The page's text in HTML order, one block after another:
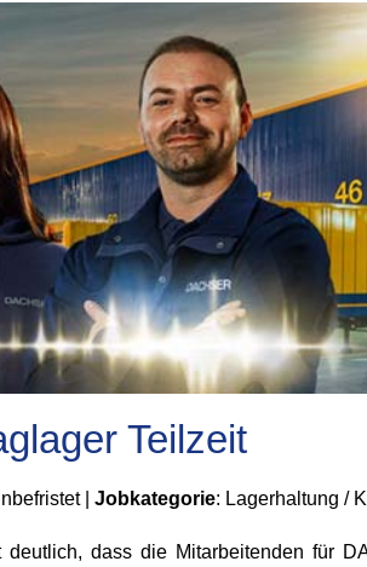
Teilzeit
| Jobkategorie: Lagerhaltung /
dass die Mitarbeitenden für